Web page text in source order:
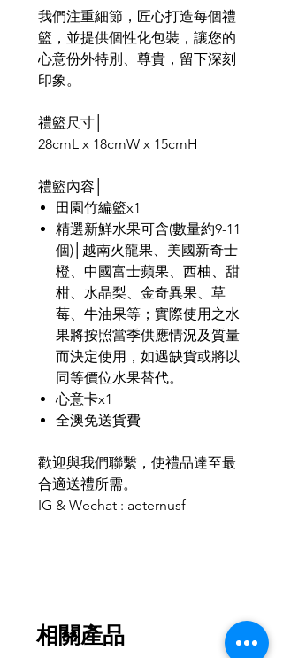
我們注重細節，匠心打造每個禮
籃，並提供個性化包裝，讓您的
心意份外特別、尊貴，留下深刻
印象。
禮籃尺寸│
28cmL x 18cmW x 15cmH
禮籃內容│
田園竹編籃x1
精選新鮮水果可含(數量約9-11
個)│越南火龍果、美國新奇士
橙、中國富士蘋果、西柚、甜
柑、水晶梨、金奇異果、草
莓、牛油果等；實際使用之水
果將按照當季供應情況及質量
而決定使用，如遇缺貨或將以
同等價位水果替代。
心意卡x1
全澳免送貨費
歡迎與我們聯繫，使禮品達至最
合適送禮所需。
IG & Wechat : aeternusf
相關產品